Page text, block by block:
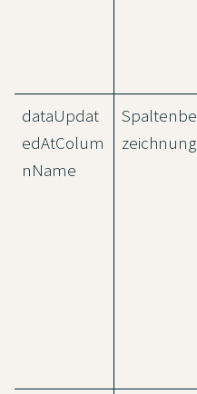
dataUpdat
edAtColum
nName
Spaltenbe
zeichnung